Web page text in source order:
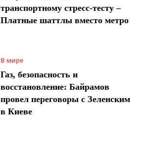
транспортному стресс-тесту –
Платные шаттлы вместо метро
В мире
Газ, безопасность и
восстановление: Байрамов
провел переговоры с Зеленским
в Киеве